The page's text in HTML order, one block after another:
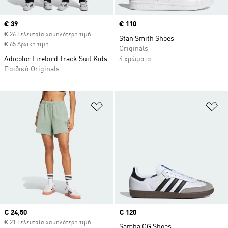
Current price
€ 39
€ 26 Τελευταία χαμηλότερη τιμή
€ 65 Αρχική τιμή
Adicolor Firebird Track Suit Kids
Παιδικά Originals
Price
€ 110
Stan Smith Shoes
Originals
4 χρώματα
Προσθήκη στη Λίστα Επιθυμιών
Current price
€ 24,50
€ 21 Τελευταία χαμηλότερη τιμή
Price
€ 120